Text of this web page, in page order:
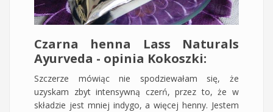
Czarna henna Lass Naturals
Ayurveda - opinia Kokoszki:
Szczerze mówiąc nie spodziewałam się, że
uzyskam zbyt intensywną czerń, przez to, że w
składzie jest mniej indygo, a więcej henny. Jestem